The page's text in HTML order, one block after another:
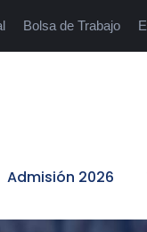
Bolsa de Trabajo
Admisión 2026